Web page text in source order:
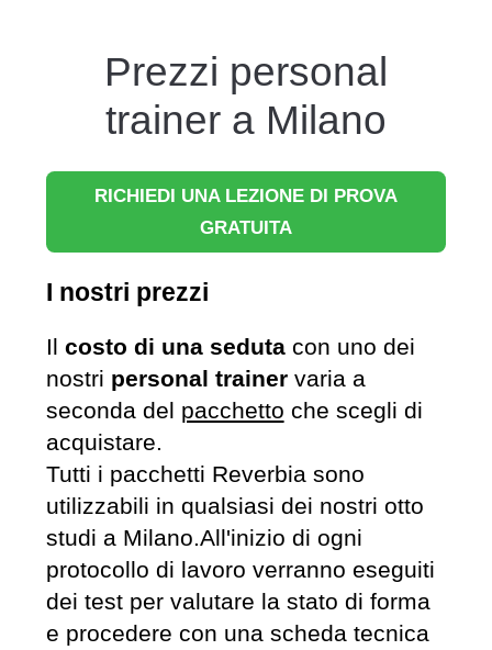
Prezzi personal
trainer a Milano
RICHIEDI UNA LEZIONE DI PROVA
GRATUITA
I nostri prezzi
Il costo di una sedutacon uno dei
nostri personal trainervaria a
seconda del pacchetto che scegli di
acquistare.
Tutti i pacchetti Reverbia sono
utilizzabili in qualsiasi dei nostri otto
studi a Milano.All'inizio di ogni
protocollo di lavoro verranno eseguiti
dei test per valutare la stato di forma
e procedere con una scheda tecnica